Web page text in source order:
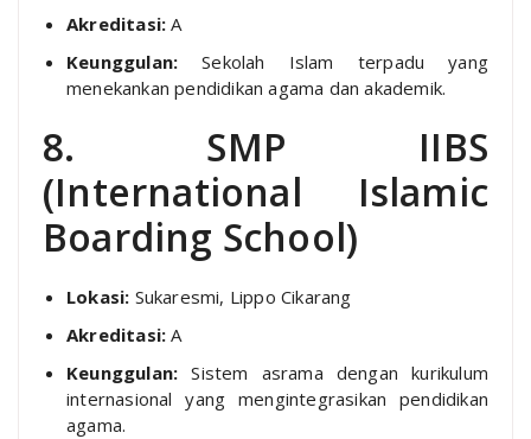
Akreditasi: A
Keunggulan: Sekolah Islam terpadu yang
menekankan pendidikan agama dan akademik.
8. SMP IIBS
(International Islamic
Boarding School)
Lokasi: Sukaresmi, Lippo Cikarang
Akreditasi: A
Keunggulan: Sistem asrama dengan kurikulum
internasional yang mengintegrasikan pendidikan
agama.